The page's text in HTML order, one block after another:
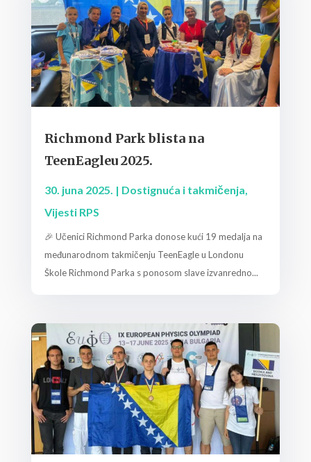
Richmond Park blista na
TeenEagleu 2025.
30. juna 2025. | Dostignuća i takmičenja,
Vijesti RPS
🎉 Učenici Richmond Parka donose kući 19 medalja na
međunarodnom takmičenju TeenEagle u Londonu
Škole Richmond Parka s ponosom slave izvanredno...